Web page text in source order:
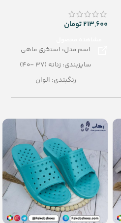
213,600تومان
اسم مدل: استخری ماهی
سایزبندی: زنانه (37 -40)
رنگبندی: الوان
تعداد در کارتن: 24 جفت